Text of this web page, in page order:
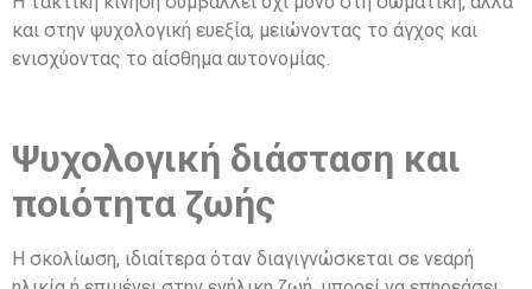
και στην ψυχολογική ευεξία, μειώνοντας το άγχος και
ενισχύοντας το αίσθημα αυτονομίας.
Ψυχολογική διάσταση και
ποιότητα ζωής
Η σκολίωση, ιδιαίτερα όταν διαγιγνώσκεται σε νεαρή